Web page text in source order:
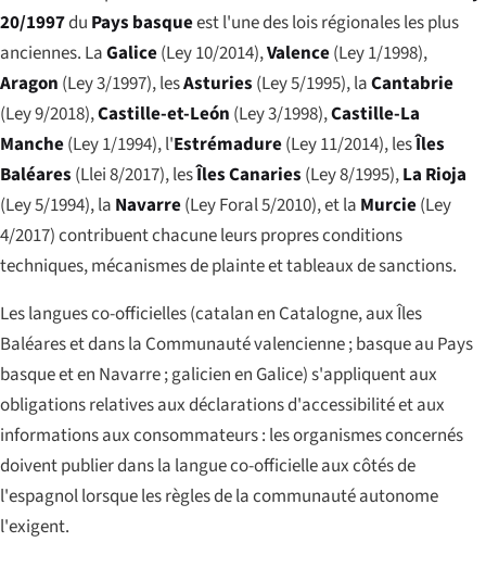
20/1997du Pays basqueest l'une des lois régionales les plus
anciennes. LaGalice(Ley 10/2014),Valence(Ley 1/1998),
Aragon (Ley 3/1997), lesAsturies (Ley 5/1995), laCantabrie
(Ley 9/2018),Castille-et-León (Ley 3/1998),Castille-La
Manche(Ley 1/1994), l'Estrémadure(Ley 11/2014), lesÎles
Baléares (Llei 8/2017), lesÎles Canaries (Ley 8/1995),La Rioja
(Ley 5/1994), la Navarre(Ley Foral 5/2010), et la Murcie(Ley
4/2017) contribuent chacune leurs propres conditions
techniques, mécanismes de plainte et tableaux de sanctions.
Les langues co-officielles (catalan en Catalogne, aux Îles
Baléares et dans la Communauté valencienne ; basque au Pays
basque et en Navarre ; galicien en Galice) s'appliquent aux
obligations relatives aux déclarations d'accessibilité et aux
informations aux consommateurs : les organismes concernés
doivent publier dans la langue co-officielle aux côtés de
l'espagnol lorsque les règles de la communauté autonome
l'exigent.